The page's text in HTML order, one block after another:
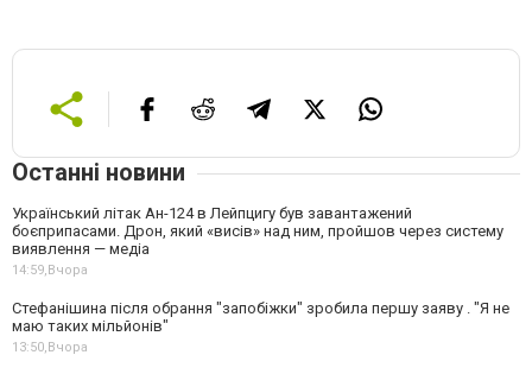
Останні новини
Український літак Ан-124 в Лейпцигу був завантажений
боєприпасами. Дрон, який «висів» над ним, пройшов через систему
виявлення — медіа
14:59,Вчора
Стефанішина після обрання "запобіжки" зробила першу заяву . "Я не
маю таких мільйонів"
13:50,Вчора